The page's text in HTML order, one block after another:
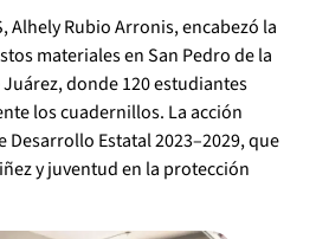
Alhely Rubio Arronis, encabezó la
materiales en San Pedro de la
donde 120 estudiantes
los cuadernillos. La acción
Desarrollo Estatal 2023–2029, que
y juventud en la protección